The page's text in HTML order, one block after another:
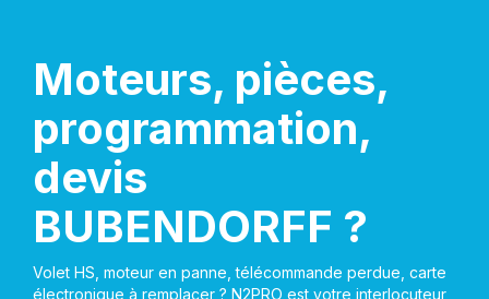
Moteurs, pièces,
programmation,
devis
BUBENDORFF ?
Volet HS, moteur en panne, télécommande perdue, carte
électronique à remplacer ? N2PRO est votre interlocuteur